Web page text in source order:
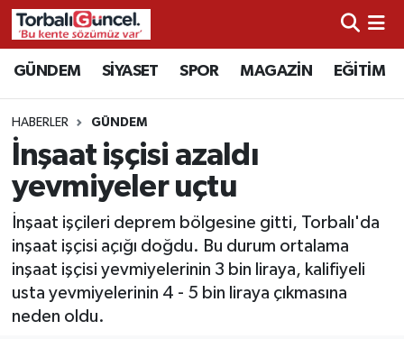
GÜNDEM SİYASET SPOR MAGAZİN EĞİTİM
HABERLER GÜNDEM
İnşaat işçisi azaldı
yevmiyeler uçtu
İnşaat işçileri deprem bölgesine gitti, Torbalı'da
inşaat işçisi açığı doğdu. Bu durum ortalama
inşaat işçisi yevmiyelerinin 3 bin liraya, kalifiyeli
usta yevmiyelerinin 4 - 5 bin liraya çıkmasına
neden oldu.
İzmir Nöbetçi Eczaneler
İzmir Hava Durumu
İzmir Namaz Vakitleri
İzmir Trafik Yoğunluk Haritası
Süper Lig Puan Durumu ve Fikstür
Tüm Manşetler